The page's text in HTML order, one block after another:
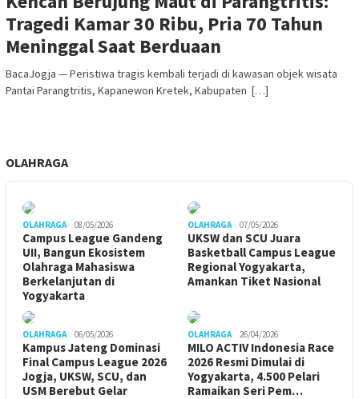
Tragedi Kamar 30 Ribu, Pria 70 Tahun
Meninggal Saat Berduaan
BacaJogja — Peristiwa tragis kembali terjadi di kawasan objek wisata
Pantai Parangtritis, Kapanewon Kretek, Kabupaten […]
OLAHRAGA
OLAHRAGA 08/05/2026
Campus League Gandeng
UII, Bangun Ekosistem
Olahraga Mahasiswa
Berkelanjutan di
Yogyakarta
OLAHRAGA 07/05/2026
UKSW dan SCU Juara
Basketball Campus League
Regional Yogyakarta,
Amankan Tiket Nasional
OLAHRAGA 06/05/2026
Kampus Jateng Dominasi
Final Campus League 2026
Jogja, UKSW, SCU, dan
USM Berebut Gelar
OLAHRAGA 26/04/2026
MILO ACTIV Indonesia Race
2026 Resmi Dimulai di
Yogyakarta, 4.500 Pelari
Ramaikan Seri Pem…